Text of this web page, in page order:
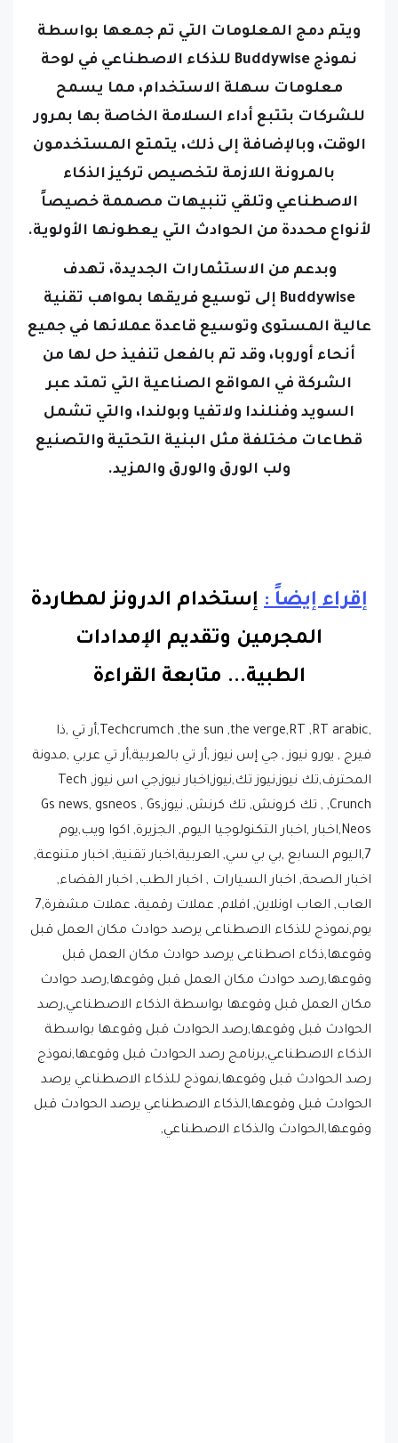
ويتم دمج المعلومات التي تم جمعها بواسطة
نموذج Buddywise للذكاء الاصطناعي في لوحة
معلومات سهلة الاستخدام، مما يسمح
للشركات بتتبع أداء السلامة الخاصة بها بمرور
الوقت، وبالإضافة إلى ذلك، يتمتع المستخدمون
بالمرونة اللازمة لتخصيص تركيز الذكاء
الاصطناعي وتلقي تنبيهات مصممة خصيصاً
لأنواع محددة من الحوادث التي يعطونها الأولوية.
وبدعم من الاستثمارات الجديدة، تهدف
Buddywise إلى توسيع فريقها بمواهب تقنية
عالية المستوى وتوسيع قاعدة عملائها في جميع
أنحاء أوروبا، وقد تم بالفعل تنفيذ حل لها من
الشركة في المواقع الصناعية التي تمتد عبر
السويد وفنلندا ولاتفيا وبولندا، والتي تشمل
قطاعات مختلفة مثل البنية التحتية والتصنيع
ولب الورق والورق والمزيد.
المجرمين وتقديم الإمدادات
الطبية... متابعة القراءة
فيرج , يورو نيوز , جي إس نيوز ,أر تي بالعربية,أر تي عربي ,مدونة
المحترف,تك نيوز,نيوز تك,نيوز,اخبار نيوز,جي اس نيوز, Tech
Crunch, , تك كرونش, تك كرنش, نيوز,Gs news, gsneos , Gs
Neos,اخبار ,اخبار التكنولوجيا اليوم, الجزيرة, اكوا ويب,يوم
7,اليوم السابع ,بي بي سي, العربية,اخبار تقنية, اخبار متنوعة,
اخبار الصحة, اخبار السيارات , اخبار الطب, اخبار الفضاء,
يوم,نموذج للذكاء الاصطناعى يرصد حوادث مكان العمل قبل
وقوعها,ذكاء اصطناعى يرصد حوادث مكان العمل قبل
وقوعها,رصد حوادث مكان العمل قبل وقوعها,رصد حوادث
مكان العمل قبل وقوعها بواسطة الذكاء الاصطناعي,رصد
الحوادث قبل وقوعها,رصد الحوادث قبل وقوعها بواسطة
الذكاء الاصطناعي,برنامج رصد الحوادث قبل وقوعها,نموذج
رصد الحوادث قبل وقوعها,نموذج للذكاء الاصطناعي يرصد
الحوادث قبل وقوعها,الذكاء الاصطناعي يرصد الحوادث قبل
وقوعها,الحوادث والذكاء الاصطناعي,